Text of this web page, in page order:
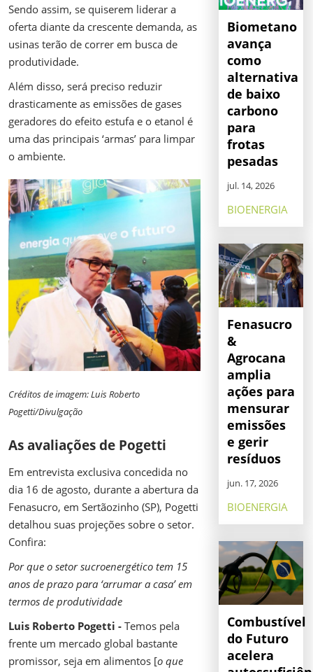
Sendo assim, se quiserem liderar a
oferta diante da crescente demanda, as
usinas terão de correr em busca de
produtividade.
Além disso, será preciso reduzir
drasticamente as emissões de gases
geradores do efeito estufa e o etanol é
uma das principais ‘armas’ para limpar
o ambiente.
Créditos de imagem: Luis Roberto
Pogetti/Divulgação
As avaliações de Pogetti
Em entrevista exclusiva concedida no
dia 16 de agosto, durante a abertura da
Fenasucro, em Sertãozinho (SP), Pogetti
detalhou suas projeções sobre o setor.
Confira:
Por que o setor sucroenergético tem 15
anos de prazo para ‘arrumar a casa’ em
termos de produtividade
Luis Roberto Pogetti - Temos pela
frente um mercado global bastante
promissor, seja em alimentos [o que
Biometano
avança
como
alternativa
de baixo
carbono
para
frotas
pesadas
jul. 14, 2026
BIOENERGIA
Fenasucro
&
Agrocana
amplia
ações para
mensurar
emissões
e gerir
resíduos
jun. 17, 2026
BIOENERGIA
Combustível
do Futuro
acelera